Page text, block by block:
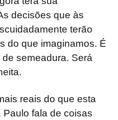
decisões que às
terão
do que imaginamos. É
semeadura. Será
reais do que esta
fala de coisas